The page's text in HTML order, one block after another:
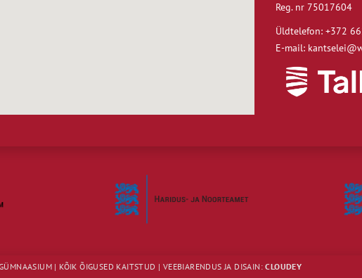
Reg. nr 75017604
Üldtelefon: +372
E-mail:
| KÕIK ÕIGUSED KAITSTUD | VEEBIARENDUS JA DISAIN:CLOUDEY